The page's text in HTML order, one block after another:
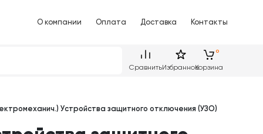
О компании Оплата Доставка Контакты
СравнитьИзбранноеКорзина
Устройства защитного отключения (УЗО)